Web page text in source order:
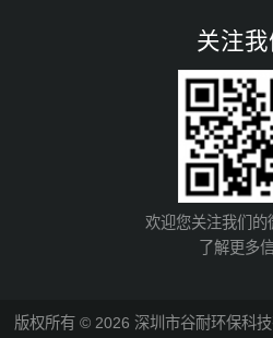
关注我
欢迎您关注我们的
了解更多
版权所有 © 2026 深圳市谷耐环保科